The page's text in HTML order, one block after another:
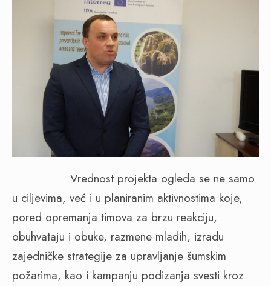
Vrednost projekta ogleda se ne samo
u ciljevima, već i u planiranim aktivnostima koje,
pored opremanja timova za brzu reakciju,
obuhvataju i obuke, razmene mladih, izradu
zajedničke strategije za upravljanje šumskim
požarima, kao i kampanju podizanja svesti kroz